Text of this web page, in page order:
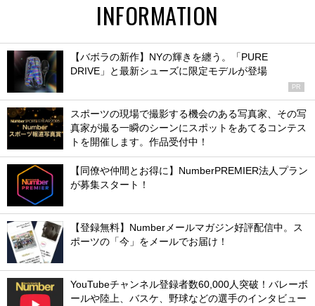
INFORMATION
【バボラの新作】NYの輝きを纏う。「PURE
DRIVE」と最新シューズに限定モデルが登場
PR
スポーツの現場で撮影する機会のある写真家、その写
真家が撮る一瞬のシーンにスポットをあてるコンテス
トを開催します。作品受付中！
【同僚や仲間とお得に】NumberPREMIER法人プラン
が募集スタート！
【登録無料】Numberメールマガジン好評配信中。ス
ポーツの「今」をメールでお届け！
YouTubeチャンネル登録者数60,000人突破！バレーボ
ールや陸上、バスケ、野球などの選手のインタビュー